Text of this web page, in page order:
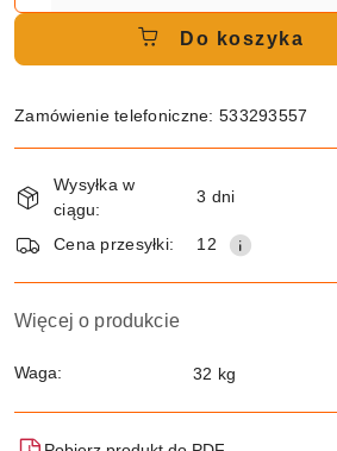
Do koszyka
Zamówienie telefoniczne: 533293557
Dostępność
i
dostawa
Wysyłka w
ciągu:
3 dni
Cena przesyłki: 12
Więcej o produkcie
Waga: 32 kg